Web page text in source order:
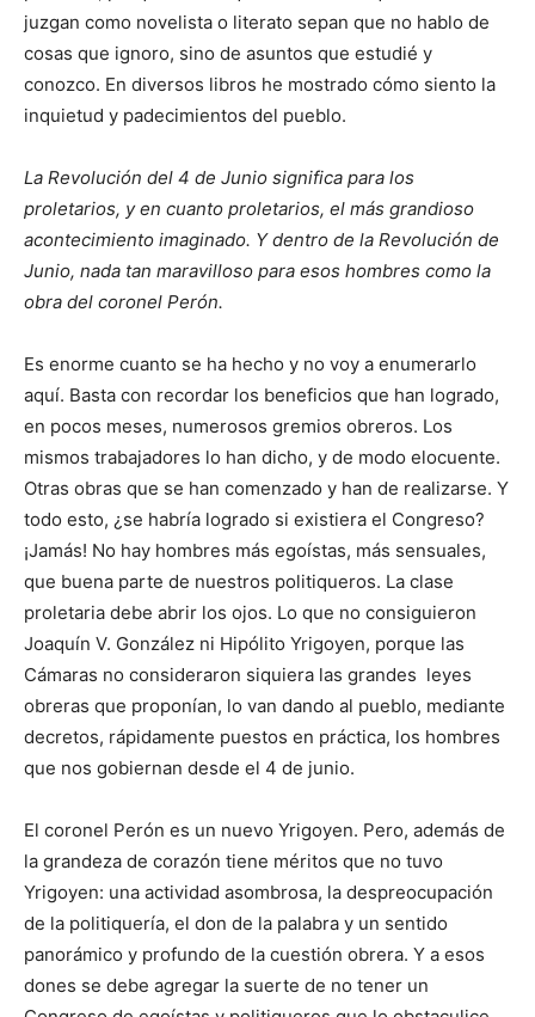
juzgan como novelista o literato sepan que no hablo de
cosas que ignoro, sino de asuntos que estudié y
conozco. En diversos libros he mostrado cómo siento la
inquietud y padecimientos del pueblo.
La Revolución del 4 de Junio significa para los
proletarios, y en cuanto proletarios, el más grandioso
acontecimiento imaginado. Y dentro de la Revolución de
Junio, nada tan maravilloso para esos hombres como la
obra del coronel Perón.
Es enorme cuanto se ha hecho y no voy a enumerarlo
aquí. Basta con recordar los beneficios que han logrado,
en pocos meses, numerosos gremios obreros. Los
mismos trabajadores lo han dicho, y de modo elocuente.
Otras obras que se han comenzado y han de realizarse. Y
todo esto, ¿se habría logrado si existiera el Congreso?
¡Jamás! No hay hombres más egoístas, más sensuales,
que buena parte de nuestros politiqueros. La clase
proletaria debe abrir los ojos. Lo que no consiguieron
Joaquín V. González ni Hipólito Yrigoyen, porque las
Cámaras no consideraron siquiera las grandes leyes
obreras que proponían, lo van dando al pueblo, mediante
decretos, rápidamente puestos en práctica, los hombres
que nos gobiernan desde el 4 de junio.
El coronel Perón es un nuevo Yrigoyen. Pero, además de
la grandeza de corazón tiene méritos que no tuvo
Yrigoyen: una actividad asombrosa, la despreocupación
de la politiquería, el don de la palabra y un sentido
panorámico y profundo de la cuestión obrera. Y a esos
dones se debe agregar la suerte de no tener un